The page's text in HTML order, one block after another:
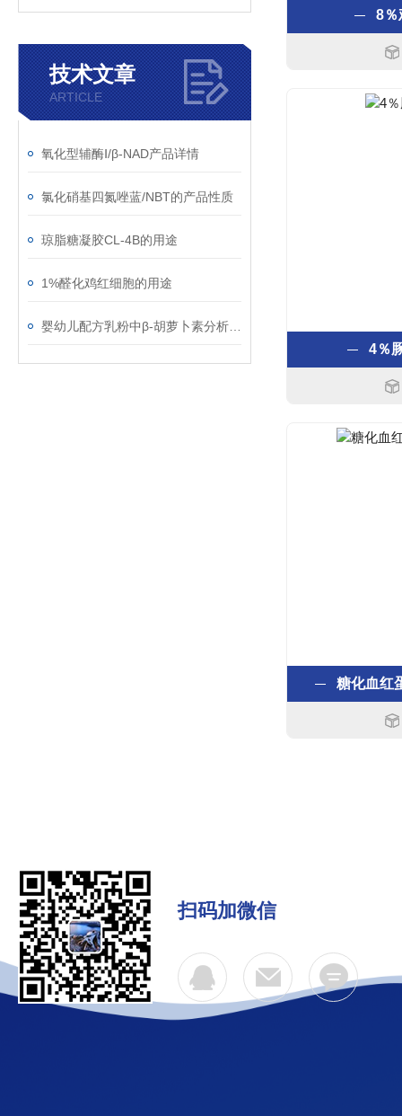
技术文章
ARTICLE
氧化型辅酶Ⅰ/β-NAD产品详情
氯化硝基四氮唑蓝/NBT的产品性质
琼脂糖凝胶CL-4B的用途
1%醛化鸡红细胞的用途
8％
4％
糖化血红
扫码加微信